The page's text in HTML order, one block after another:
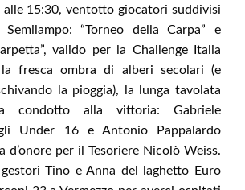
alle 15:30, ventotto giocatori suddivisi
“Torneo della Carpa” e
valido per la Challenge Italia
fresca ombra di alberi secolari (e
la pioggia), la lunga tavolata
condotto alla vittoria: Gabriele
Under 16 e Antonio Pappalardo
d’onore per il Tesoriere Nicolò Weiss.
Tino e Anna del laghetto Euro